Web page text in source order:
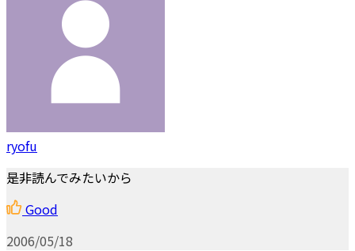
ryofu
是非読んでみたいから
Good
2006/05/18